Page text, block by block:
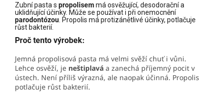
Zubní pasta s propolisemmá osvěžující, desodorační a
uklidňující účinky. Může se používat i při onemocnění
parodontózou . Propolis má protizánětlivé účinky, potlačuje
růst bakterií.
Proč tento výrobek:
Jemná propolisová pasta má velmi svěží chuť i vůni.
Lehce osvěží, je neštiplavá a zanechá příjemný pocit v
ústech. Není příliš výrazná, ale naopak účinná. Propolis
potlačuje růst bakterií.